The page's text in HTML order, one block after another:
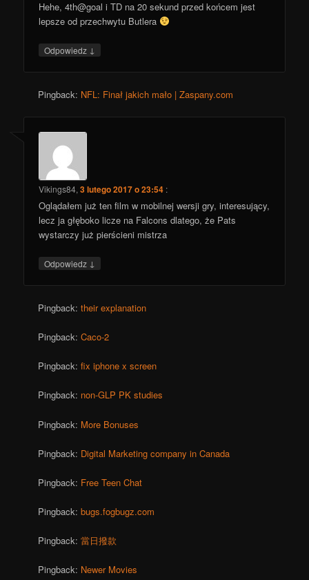
Hehe, 4th@goal i TD na 20 sekund przed końcem jest
lepsze od przechwytu Butlera
Odpowiedz ↓
Pingback: NFL: Finał jakich mało | Zaspany.com
Vikings84,3 lutego 2017 o 23:54 :
Oglądałem już ten film w mobilnej wersji gry, interesujący,
lecz ja głęboko licze na Falcons dlatego, że Pats
wystarczy już pierścieni mistrza
Odpowiedz ↓
Pingback:their explanation
Pingback:Caco-2
Pingback:fix iphone x screen
Pingback: non-GLP PK studies
Pingback: More Bonuses
Pingback: Digital Marketing company in Canada
Pingback: Free Teen Chat
Pingback:bugs.fogbugz.com
Pingback:當日撥款
Pingback: Newer Movies